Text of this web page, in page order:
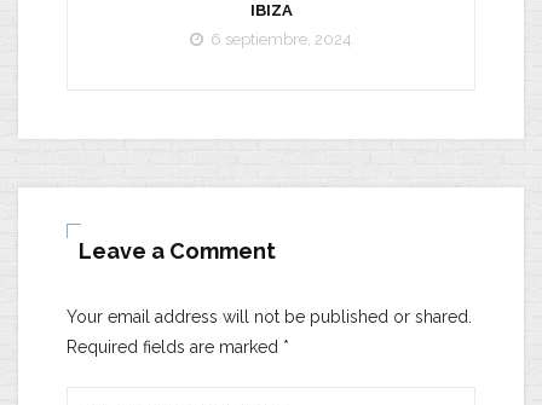
IBIZA
6 septiembre, 2024
Leave a Comment
Your email address will not be published or shared.
Required fields are marked *